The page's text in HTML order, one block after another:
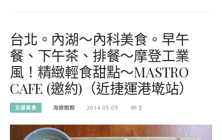
台北。內湖～內科美食。早午
餐、下午茶、排餐～摩登工業
風！精緻輕食甜點～MASTRO
CAFE (邀約)（近捷運港墘站）
北部美食 海綿飽飽 2014-05-09 3